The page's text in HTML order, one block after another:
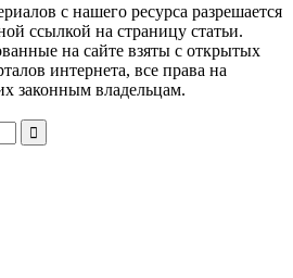
с нашего ресурса разрешается
ссылкой на страницу статьи.
на сайте взяты с открытых
интернета, все права на
законным владельцам.